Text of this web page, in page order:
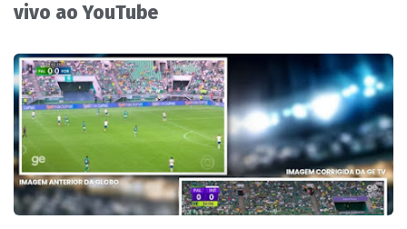
vivo ao YouTube